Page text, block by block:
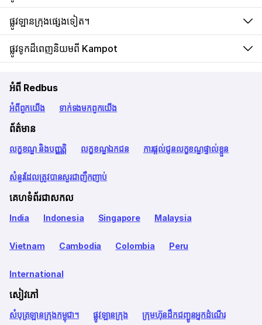
ផ្លូវឡានក្រុងផ្សេងទៀត។
ផ្លូវទូកដ៏ពេញនិយមពី Kampot
អំពី Redbus
អំពី​ពួក​យើង ទាក់ទង​មក​ពួក​យើង
ព័ត៌មាន
លក្ខខណ្ឌ និងបញ្ញត្តិ លក្ខខណ្ឌឯកជន ការផ្តល់ជូនលក្ខខណ្ឌផ្ទាល់ខ្លួន
សំនួរដែលត្រូវបានសួរជាញឹកញាប់
គេហទំព័រជាសកល
India Indonesia Singapore Malaysia
Vietnam Cambodia Colombia Peru
International
សៀវភៅ
សំបុត្រឡានក្រុងកម្ពុជា។ ផ្លូវឡានក្រុង ក្រុមហ៊ុនដឹកជញ្ជូនអ្នកដំណើរ